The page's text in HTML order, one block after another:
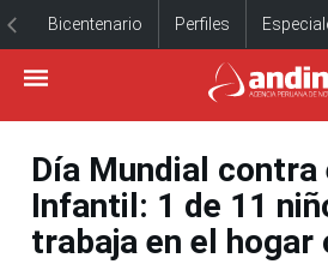
Bicentenario Perfiles
Día Mundial contra
Infantil: 1 de 11
trabaja en el hogar